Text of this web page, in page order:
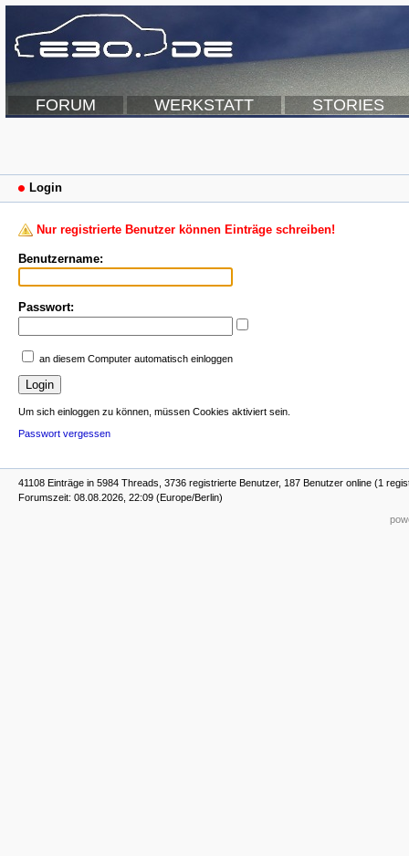
FORUM WERKSTATT STORIES
Login
Nur registrierte Benutzer können Einträge schreiben!
Benutzername:
Passwort:
an diesem Computer automatisch einloggen
Um sich einloggen zu können, müssen Cookies aktiviert sein.
Passwort vergessen
41108 Einträge in 5984 Threads, 3736 registrierte Benutzer, 187 Benutzer online (1
Forumszeit: 08.08.2026, 22:09 (Europe/Berlin)